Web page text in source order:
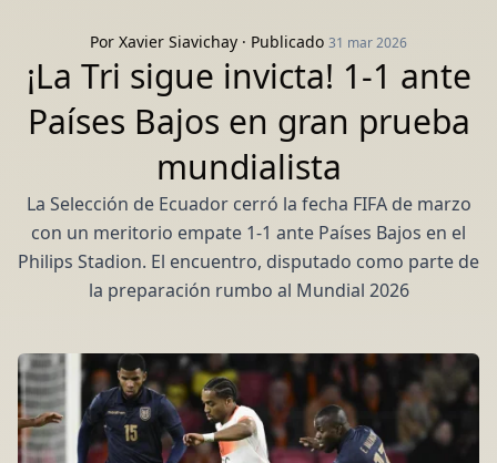
Por Xavier Siavichay · Publicado 31 mar 2026
¡La Tri sigue invicta! 1-1 ante
Países Bajos en gran prueba
mundialista
La Selección de Ecuador cerró la fecha FIFA de marzo
con un meritorio empate 1-1 ante Países Bajos en el
Philips Stadion. El encuentro, disputado como parte de
la preparación rumbo al Mundial 2026